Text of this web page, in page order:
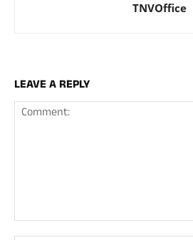
TNVOffice
LEAVE A REPLY